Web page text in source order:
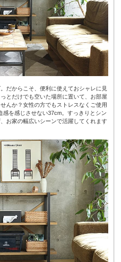
だからこそ、便利に使えておシャレに見
とだけでも空いた場所に置いて、お部屋
んか？女性の方でもストレスなくご使用
を感じさせない37cm。すっきりとシン
お家の幅広いシーンで活躍してくれます